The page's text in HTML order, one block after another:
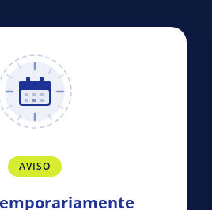
AVISO